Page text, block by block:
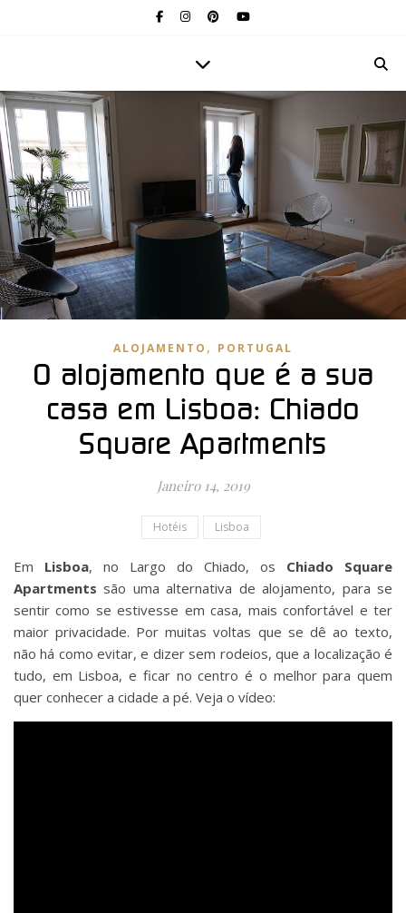
ALOJAMENTO , PORTUGAL
O alojamento que é a sua
casa em Lisboa: Chiado
Square Apartments
Janeiro 14, 2019
Hotéis Lisboa
Em Lisboa, no Largo do Chiado, os Chiado Square
Apartments são uma alternativa de alojamento, para se
sentir como se estivesse em casa, mais confortável e ter
maior privacidade. Por muitas voltas que se dê ao texto,
não há como evitar, e dizer sem rodeios, que a localização é
tudo, em Lisboa, e ficar no centro é o melhor para quem
quer conhecer a cidade a pé. Veja o vídeo: